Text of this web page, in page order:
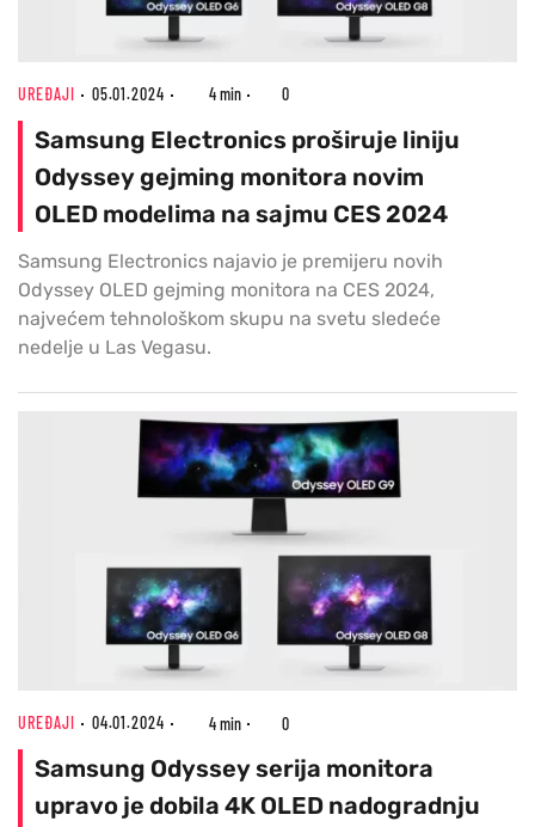
UREĐAJI 05.01.2024 4 min 0
Samsung Electronics proširuje liniju
Odyssey gejming monitora novim
OLED modelima na sajmu CES 2024
Samsung Electronics najavio je premijeru novih
Odyssey OLED gejming monitora na CES 2024,
najvećem tehnološkom skupu na svetu sledeće
nedelje u Las Vegasu.
UREĐAJI 04.01.2024 4 min 0
Samsung Odyssey serija monitora
upravo je dobila 4K OLED nadogradnju